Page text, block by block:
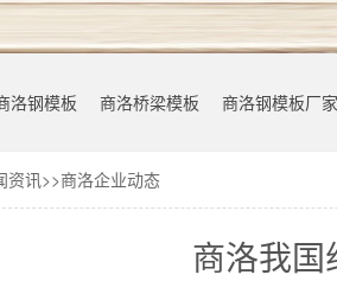
洛钢模板 商洛桥梁模板 商洛钢模板厂家
资讯>>商洛企业动态
商洛我